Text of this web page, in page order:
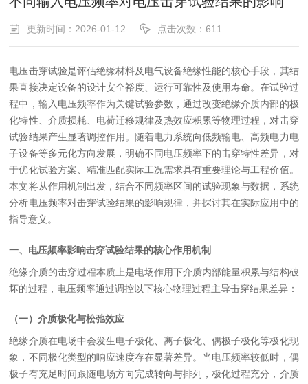
更新时间：2026-01-12 点击次数：611
电压击穿试验是评估绝缘材料及电气设备绝缘性能的核心手段，其结
果直接决定设备的设计安全裕度、运行可靠性及使用寿命。在试验过
程中，输入电压频率作为关键试验参数，通过改变绝缘介质内部的极
化特性、介质损耗、电荷迁移规律及热效应积累等物理过程，对击穿
试验结果产生显著调控作用。随着电力系统向低频输电、高频电力电
子设备等多元化方向发展，明确不同电压频率下的击穿特性差异，对
于优化试验方案、精准匹配实际工况需求具有重要理论与工程价值。
本文将从作用机制出发，结合不同频率区间的试验现象与数据，系统
分析电压频率对击穿试验结果的影响规律，并探讨其在实际应用中的
指导意义。
一、电压频率影响击穿试验结果的核心作用机制
绝缘介质的击穿过程本质上是电场作用下介质内部能量积累与结构破
坏的过程，电压频率通过调控以下核心物理过程主导击穿结果差异：
（一）介质极化与松弛效应
绝缘介质在电场中会发生电子极化、离子极化、偶极子极化等极化现
象，不同极化类型的响应速度存在显著差异。当电压频率较低时，偶
极子有充足时间跟随电场方向完成转向与排列，极化过程充分，介质